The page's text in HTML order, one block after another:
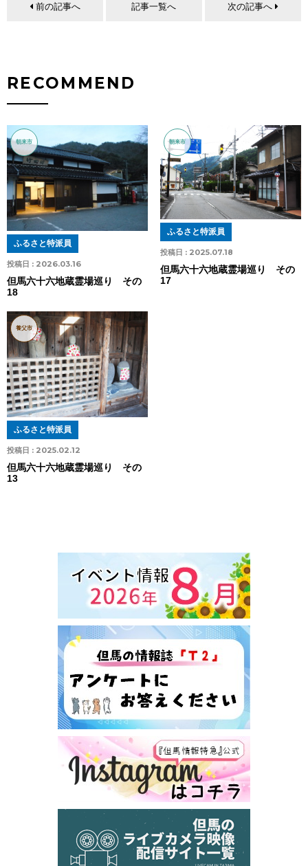
前の記事へ 記事一覧へ 次の記事へ
RECOMMEND
朝来市
投稿日 : 2026.03.16
ふるさと特派員
但馬六十六地蔵霊場巡り その
18
朝来市
投稿日 : 2025.07.18
ふるさと特派員
但馬六十六地蔵霊場巡り その
17
養父市
投稿日 : 2025.02.12
ふるさと特派員
但馬六十六地蔵霊場巡り その
13